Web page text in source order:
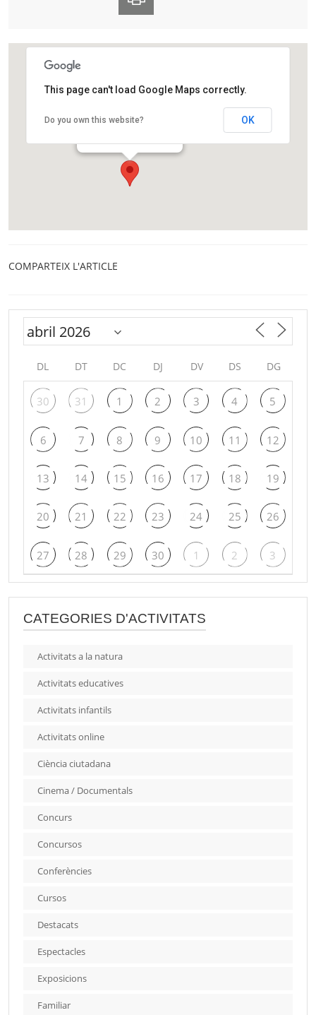
Observatori Fabra
Camí de l'Observatori, s/n
This page can't load Google Maps correctly.
Do you own this website? OK
COMPARTEIX L'ARTICLE
DL DT DC DJ DV DS DG
30 31 1 2 3 4 5
6 7 8 9 10 11 12
13 14 15 16 17 18 19
20 21 22 23 24 25 26
27 28 29 30 1 2 3
CATEGORIES D'ACTIVITATS
Activitats a la natura
Activitats educatives
Activitats infantils
Activitats online
Ciència ciutadana
Cinema / Documentals
Concurs
Concursos
Conferències
Cursos
Destacats
Espectacles
Exposicions
Familiar